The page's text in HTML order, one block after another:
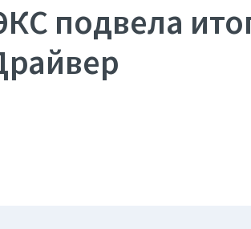
подвела